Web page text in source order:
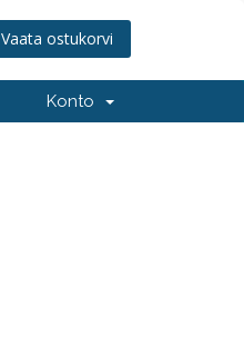
Vaata ostukorvi
Konto